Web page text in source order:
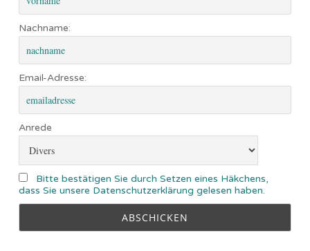
Nachname:
Email-Adresse:
Anrede
Bitte bestätigen Sie durch Setzen eines Häkchens,
dass Sie unsere Datenschutzerklärung gelesen haben.